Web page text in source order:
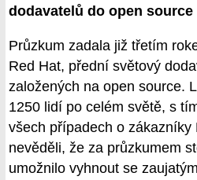
dodavatelů do open
Průzkum zadala již třetím
Red Hat, přední světový
založených na open source.
1250 lidí po celém světě, s
všech případech o zákazníky
nevěděli, že za průzkumem
umožnilo vyhnout se